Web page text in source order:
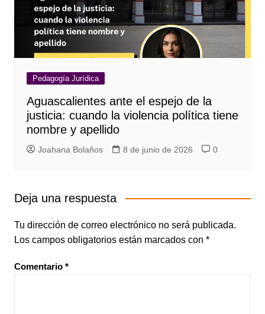
Pedagogía Jurídica
Aguascalientes ante el espejo de la
justicia: cuando la violencia política tiene
nombre y apellido
Joahana Bolaños 8 de junio de 2026 0
Deja una respuesta
Tu dirección de correo electrónico no será publicada.
Los campos obligatorios están marcados con *
Comentario *